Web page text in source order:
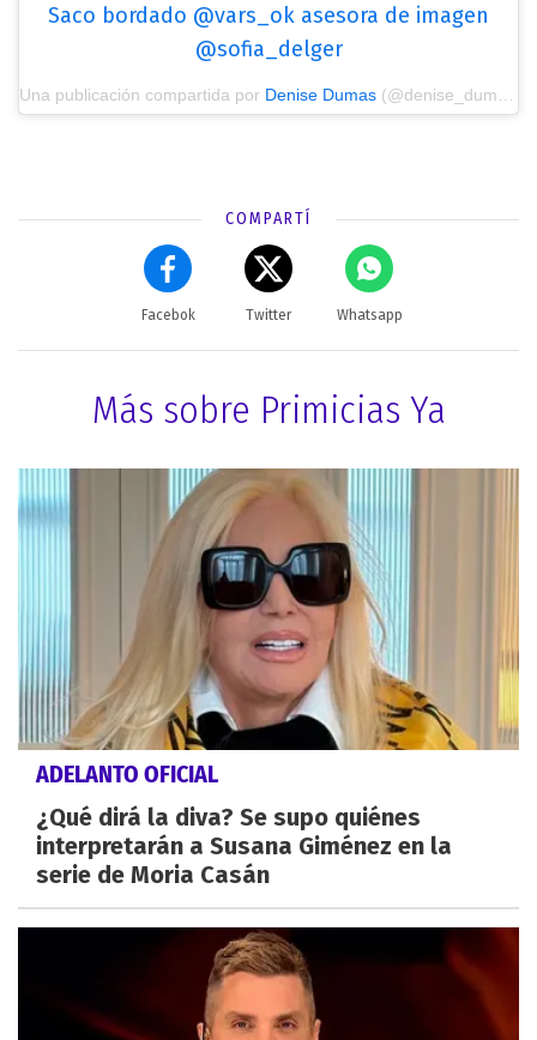
Saco bordado @vars_ok asesora de imagen
@sofia_delger
Una publicación compartida por Denise Dumas (@denise_dumas) el
COMPARTÍ
Facebok Twitter Whatsapp
Más sobre Primicias Ya
ADELANTO OFICIAL
¿Qué dirá la diva? Se supo quiénes
interpretarán a Susana Giménez en la
serie de Moria Casán